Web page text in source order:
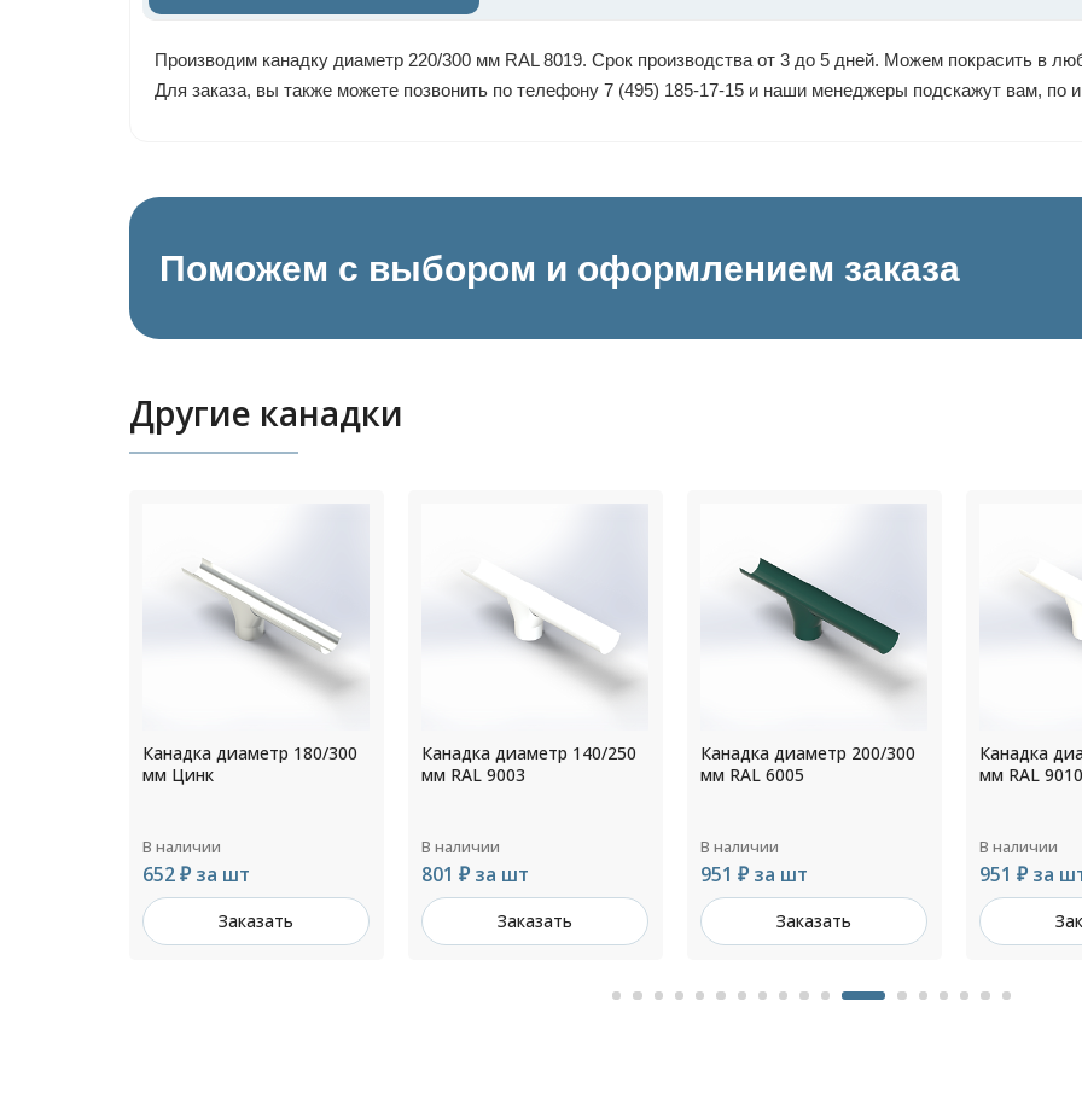
Производим канадку диаметр 220/300 мм RAL 8019. Срок производства от 3 до 5 дней. Можем покрасить в
Для заказа, вы также можете позвонить по телефону 7 (495) 185-17-15 и наши менеджеры подскажут вам, по
Поможем с выбором и оформлением заказа
Другие канадки
Канадка диаметр 140/250
мм RAL 9003
В наличии
801 ₽ за шт
Заказать
Канадка диаметр 200/300
мм RAL 6005
В наличии
951 ₽ за шт
Заказать
Канадка диаметр 200/300
мм RAL 9010
В наличии
951 ₽ за шт
Заказать
Канадка
мм RAL 7024
В наличии
642 ₽ за